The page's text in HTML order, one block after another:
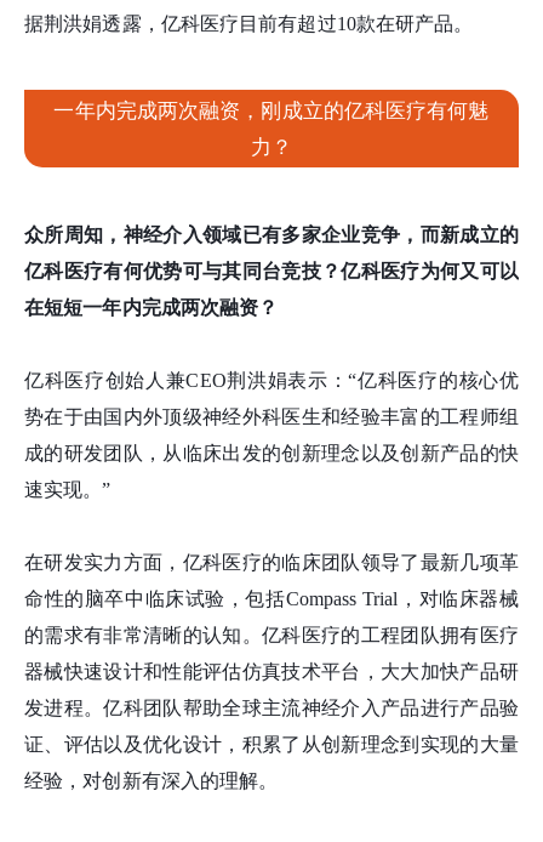
据荆洪娟透露，亿科医疗目前有超过10款在研产品。
一年内完成两次融资，刚成立的亿科医疗有何魅
力？
众所周知，神经介入领域已有多家企业竞争，而新成立的
亿科医疗有何优势可与其同台竞技？亿科医疗为何又可以
在短短一年内完成两次融资？
亿科医疗创始人兼CEO荆洪娟表示：“亿科医疗的核心优
势在于由国内外顶级神经外科医生和经验丰富的工程师组
成的研发团队，从临床出发的创新理念以及创新产品的快
速实现。”
在研发实力方面，亿科医疗的临床团队领导了最新几项革
命性的脑卒中临床试验，包括Compass Trial，对临床器械
的需求有非常清晰的认知。亿科医疗的工程团队拥有医疗
器械快速设计和性能评估仿真技术平台，大大加快产品研
发进程。亿科团队帮助全球主流神经介入产品进行产品验
证、评估以及优化设计，积累了从创新理念到实现的大量
经验，对创新有深入的理解。